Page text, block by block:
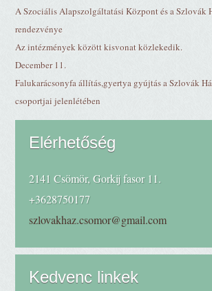
A Szociális Alapszolgáltatási Központ és a Szlovák
rendezvénye
Az intézmények között kisvonat közlekedik.
December 11.
Falukarácsonyfa állítás,gyertya gyújtás a Szlovák
csoportjai jelenlétében
Elérhetőség
2141 Csömör, Gorkij fasor 11.
+3628750177
szlovakhaz.csomor@gmail.com
Kedvenc linkek